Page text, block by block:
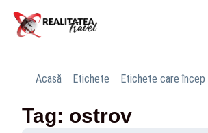
Acasă Etichete Etichete care încep
Tag: ostrov